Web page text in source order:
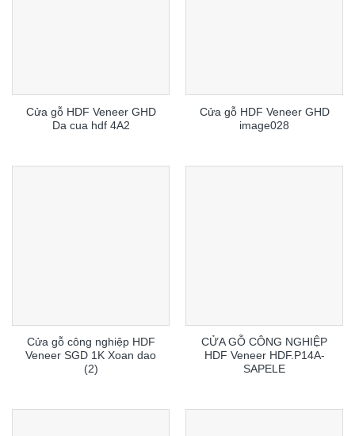
Cửa gỗ HDF Veneer GHD
Da cua hdf 4A2
Cửa gỗ HDF Veneer GHD
image028
Cửa gỗ công nghiệp HDF
Veneer SGD 1K Xoan dao
(2)
CỬA GỖ CÔNG NGHIỆP
HDF Veneer HDF.P14A-
SAPELE